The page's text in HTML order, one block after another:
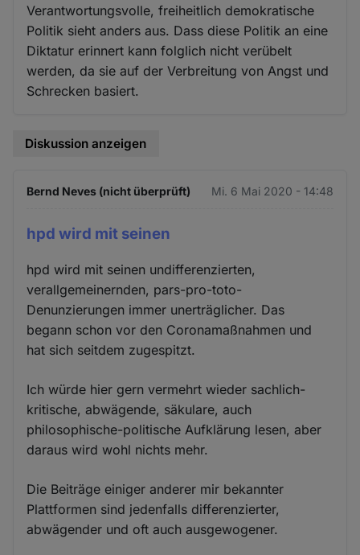
Verantwortungsvolle, freiheitlich demokratische
Politik sieht anders aus. Dass diese Politik an eine
Diktatur erinnert kann folglich nicht verübelt
werden, da sie auf der Verbreitung von Angst und
Schrecken basiert.
Diskussion anzeigen
Bernd Neves (nicht überprüft) Mi. 6 Mai 2020 - 14:48
hpd wird mit seinen
hpd wird mit seinen undifferenzierten,
verallgemeinernden, pars-pro-toto-
Denunzierungen immer unerträglicher. Das
begann schon vor den Coronamaßnahmen und
hat sich seitdem zugespitzt.
Ich würde hier gern vermehrt wieder sachlich-
kritische, abwägende, säkulare, auch
philosophische-politische Aufklärung lesen, aber
daraus wird wohl nichts mehr.
Die Beiträge einiger anderer mir bekannter
Plattformen sind jedenfalls differenzierter,
abwägender und oft auch ausgewogener.